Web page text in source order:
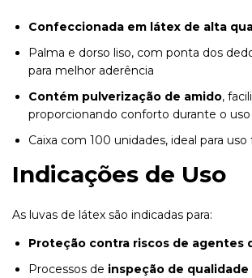
Confeccionada em látex de alta
Palma e dorso liso, com ponta dos
para melhor aderência
Contém pulverização de amido,
proporcionando conforto durante o uso
Caixa com 100 unidades, ideal para
Indicações de Uso
As luvas de látex são indicadas para:
Proteção contra riscos de agentes
Processos de inspeção de qualidade